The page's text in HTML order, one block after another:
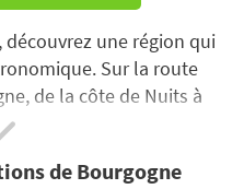
découvrez une région qui
Sur la route
de la côte de Nuits à
pouvoir gouter aux
de Bourgogne